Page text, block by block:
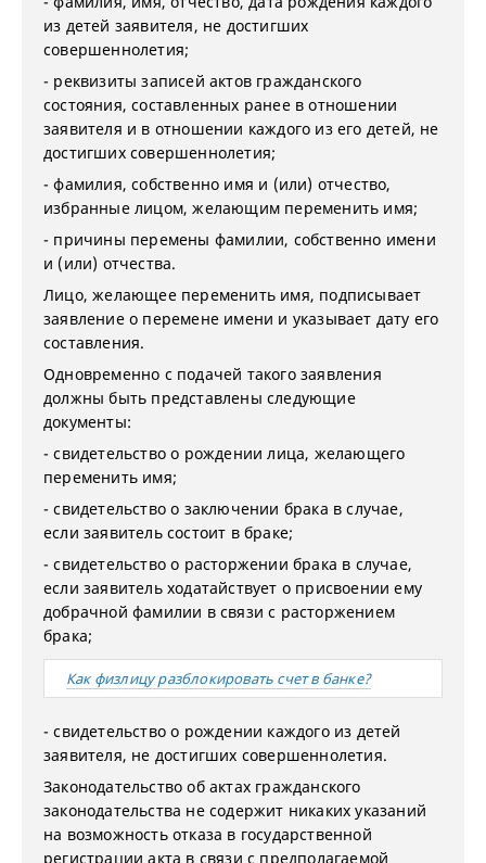
из детей заявителя, не достигших
совершеннолетия;
- реквизиты записей актов гражданского
состояния, составленных ранее в отношении
заявителя и в отношении каждого из его детей, не
достигших совершеннолетия;
- фамилия, собственно имя и (или) отчество,
избранные лицом, желающим переменить имя;
- причины перемены фамилии, собственно имени
и (или) отчества.
Лицо, желающее переменить имя, подписывает
заявление о перемене имени и указывает дату его
составления.
Одновременно с подачей такого заявления
должны быть представлены следующие
документы:
- свидетельство о рождении лица, желающего
переменить имя;
- свидетельство о заключении брака в случае,
если заявитель состоит в браке;
- свидетельство о расторжении брака в случае,
если заявитель ходатайствует о присвоении ему
добрачной фамилии в связи с расторжением
брака;
Как физлицу разблокировать счет в банке?
- свидетельство о рождении каждого из детей
заявителя, не достигших совершеннолетия.
Законодательство об актах гражданского
законодательства не содержит никаких указаний
на возможность отказа в государственной
регистрации акта в связи с предполагаемой